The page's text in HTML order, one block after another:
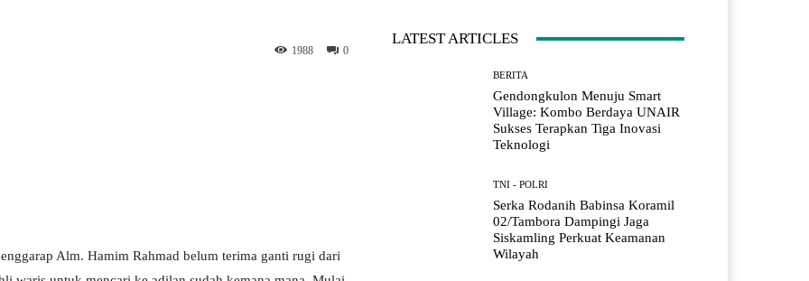
0
1988
Alm. Hamim Rahmad belum terima ganti rugi dari
LATEST ARTICLES
BERITA
Gendongkulon Menuju Smart
Village: Kombo Berdaya UNAIR
Sukses Terapkan Tiga Inovasi
Teknologi
TNI - POLRI
Serka Rodanih Babinsa Koramil
02/Tambora Dampingi Jaga
Siskamling Perkuat Keamanan
Wilayah